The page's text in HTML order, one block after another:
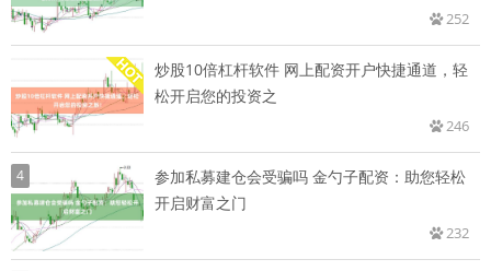
252
炒股10倍杠杆软件 网上配资开户快捷通道，轻
松开启您的投资之
246
4
参加私募建仓会受骗吗 金勺子配资：助您轻松
开启财富之门
232